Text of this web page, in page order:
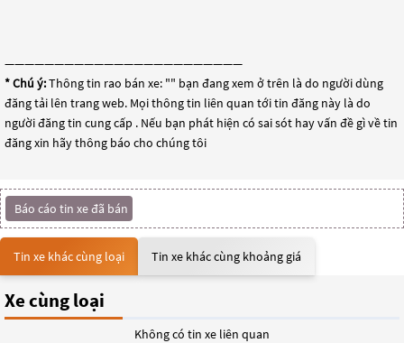
————————————————————————
* Chú ý:Thông tin rao bán xe: "" bạn đang xem ở trên là do người dùng
đăng tải lên trang web. Mọi thông tin liên quan tới tin đăng này là do
người đăng tin cung cấp . Nếu bạn phát hiện có sai sót hay vấn đề gì về tin
đăng xin hãy thông báo cho chúng tôi
Báo cáo tin xe đã bán
Tin xe khác cùng loại Tin xe khác cùng khoảng giá
Xe cùng loại
Không có tin xe liên quan